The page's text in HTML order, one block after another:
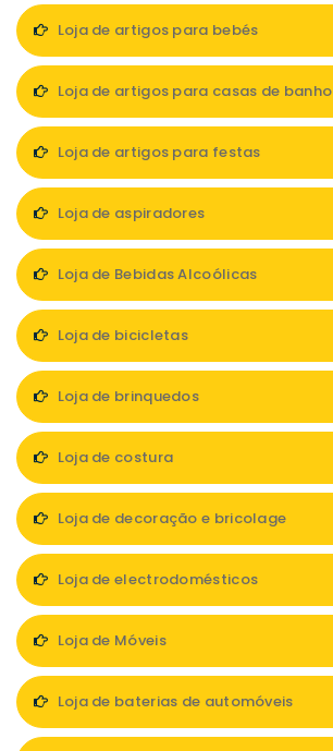
Loja de artigos para bebés
Loja de artigos para casas de banho
Loja de artigos para festas
Loja de aspiradores
Loja de Bebidas Alcoólicas
Loja de bicicletas
Loja de brinquedos
Loja de costura
Loja de decoração e bricolage
Loja de electrodomésticos
Loja de Móveis
Loja de baterias de automóveis